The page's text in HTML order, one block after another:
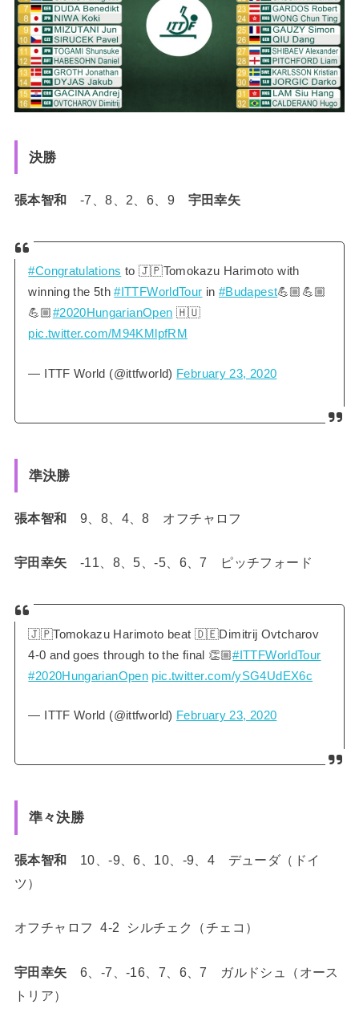
決勝
張本智和 -7、8、2、6、9 宇田幸矢
#Congratulations to 🇯🇵Tomokazu Harimoto with
winning the 5th#ITTFWorldTour in#Budapest💪🏼💪🏼
💪🏼#2020HungarianOpen 🇭🇺
pic.twitter.com/M94KMlpfRM
— ITTF World (@ittfworld) February 23, 2020
準決勝
張本智和 9、8、4、8 オフチャロフ
宇田幸矢 -11、8、5、-5、6、7 ピッチフォード
🇯🇵Tomokazu Harimoto beat 🇩🇪Dimitrij Ovtcharov
4-0 and goes through to the final 👏🏼#ITTFWorldTour
#2020HungarianOpen pic.twitter.com/ySG4UdEX6c
— ITTF World (@ittfworld) February 23, 2020
準々決勝
張本智和 10、-9、6、10、-9、4 デューダ（ドイ
ツ）
オフチャロフ 4-2 シルチェク（チェコ）
宇田幸矢 6、-7、-16、7、6、7 ガルドシュ（オース
トリア）